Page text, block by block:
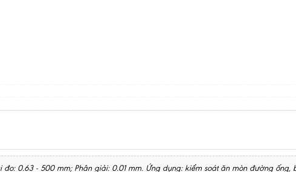
0.63 - 500 mm; Phân giải: 0.01 mm. Ứng dụng: kiểm soát ăn mòn đường ống,